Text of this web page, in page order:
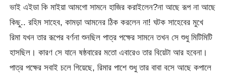
ভাই এইডা কি মাইয়া আমগো সামনে হাজির করাইলেন?না আছে রূপ না আছে
কিছু.. রহিম সাহেব, কামড়া আমনের ঠিক করলেন না! ঘটক সাহেবের মুখে
রিমা যখন তার রূপের বর্ণনা শুনছিল পাত্র পক্ষের সামনে তখন সে শুধু মিটিমিটি
হাসছিল। কারণ সে যানে ষষ্ঠবারের মতো এবারেও তার বিয়েটা আর হবেনা।
পাত্র পক্ষের সবাই চলে গিয়েছে, রিমার পাশে শুধু তার বাবা বসে আছে কপালে